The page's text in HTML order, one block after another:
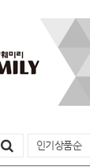
인기상품순